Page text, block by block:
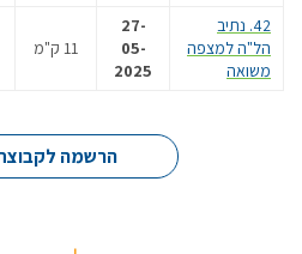
42. נתיב
הל"ה למצפה
משואה
27-
05-
2025
11 ק"מ
הרשמה